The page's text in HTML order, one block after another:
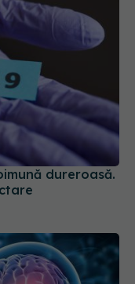
dureroasă.